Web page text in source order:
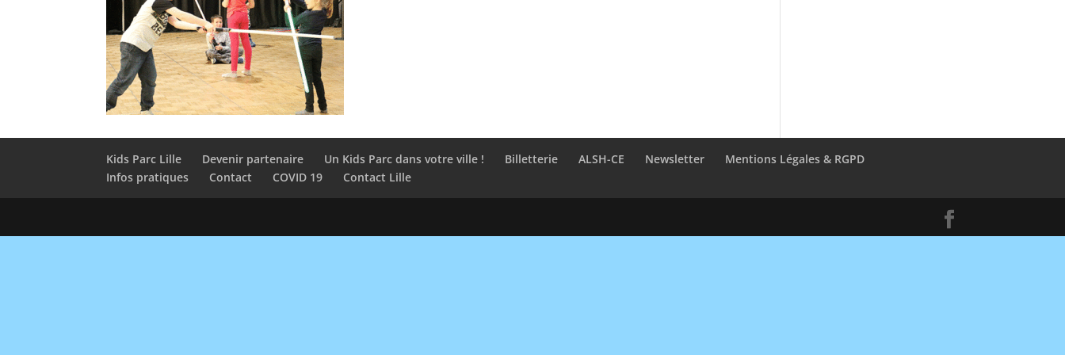
Kids Parc Lille Devenir partenaire Un Kids Parc dans votre ville ! Billetterie ALSH-CE Newsletter
Mentions Légales & RGPD
Infos pratiques
Contact COVID 19 Contact Lille